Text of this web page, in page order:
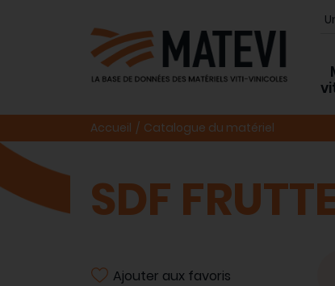
Accueil Catalogue du matériel
SDF
Ajouter aux favoris